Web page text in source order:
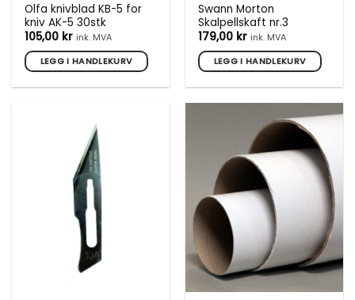
Olfa knivblad KB-5 for
kniv AK-5 30stk
105,00 kr ink. MVA
LEGG I HANDLEKURV
Swann Morton
Skalpellskaft nr.3
179,00 kr ink. MVA
LEGG I HANDLEKURV